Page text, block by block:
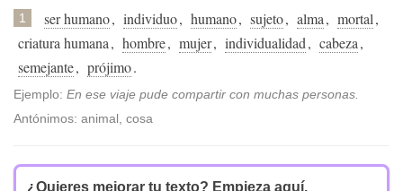
Temas recientes
1 ser humano, individuo, humano, sujeto, alma, mortal,
criatura humana, hombre, mujer, individualidad, cabeza,
semejante, prójimo.
Ejemplo: En ese viaje pude compartir con muchas personas.
Antónimos: animal, cosa
¿Quieres mejorar tu texto? Empieza aquí.